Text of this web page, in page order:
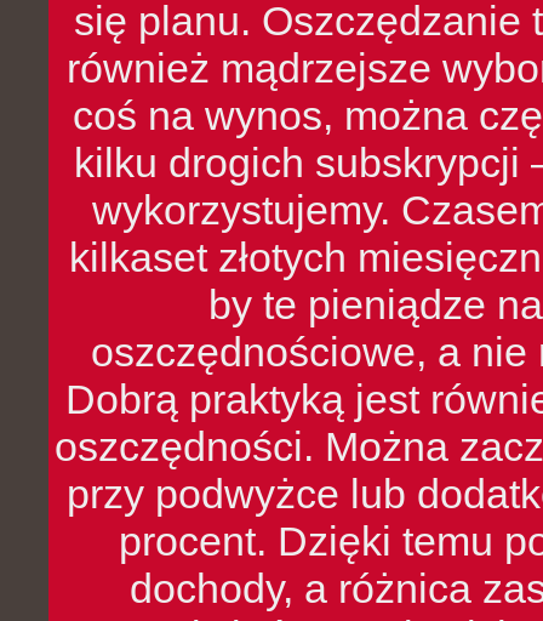
się planu. Oszczędzanie
również mądrzejsze
coś na wynos, można
kilku drogich subskrypcji
wykorzystujemy.
kilkaset złotych
by te pieniądze
oszczędnościowe, a nie
Dobrą praktyką jest
oszczędności. Można
przy podwyżce lub
procent. Dzięki temu
dochody, a różnica